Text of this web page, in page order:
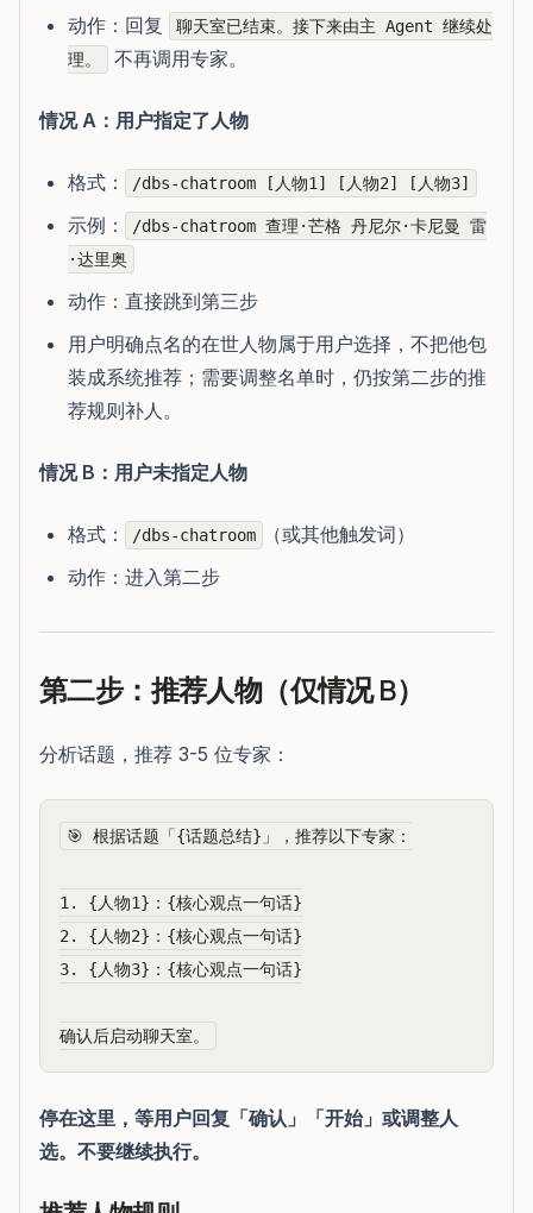
动作：回复
聊天室已结束。接下来由主 Agent 继续处
理。
不再调用专家。
情况 A：用户指定了人物
格式： /dbs-chatroom [人物1] [人物2] [人物3]
示例：
/dbs-chatroom 查理·芒格 丹尼尔·卡尼曼 雷
·达里奥
动作：直接跳到第三步
用户明确点名的在世人物属于用户选择，不把他包
装成系统推荐；需要调整名单时，仍按第二步的推
荐规则补人。
情况 B：用户未指定人物
格式： /dbs-chatroom
（或其他触发词）
动作：进入第二步
第二步：推荐人物（仅情况 B）
分析话题，推荐 3-5 位专家：
🎯 根据话题「{话题总结}」，推荐以下专家：
1. {人物1}：{核心观点一句话}
2. {人物2}：{核心观点一句话}
3. {人物3}：{核心观点一句话}
停在这里，等用户回复「确认」「开始」或调整人
选。不要继续执行。